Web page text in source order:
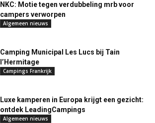
NKC: Motie tegen verdubbeling mrb voor
campers verworpen
Algemeen nieuws
Camping Municipal Les Lucs bij Tain
l’Hermitage
Campings Frankrijk
Luxe kamperen in Europa krijgt een gezicht:
ontdek LeadingCampings
Algemeen nieuws